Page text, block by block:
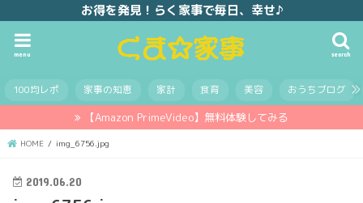
お得を発見！らく家事で毎日、幸せ♪
search
menu
100均レポ 家事の知恵 家計 食育 美容 おうちブログ
【Amazon PrimeVideo】無料体験してみる
HOME img_6756.jpg
2019.06.20